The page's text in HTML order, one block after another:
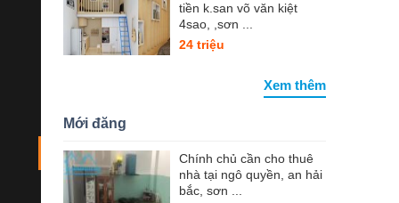
tiền k.san võ văn kiệt
4sao, ,sơn ...
24 triệu
Xem thêm
Mới đăng
Chính chủ cần cho thuê
nhà tại ngô quyền, an hải
bắc, sơn ...